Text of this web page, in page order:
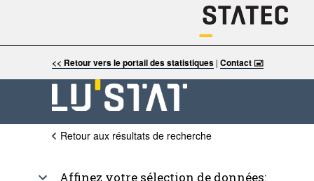
<< Retour vers le portail des statistiques| Contact 🖃
Retour aux résultats de recherche
Affinez votre sélection de données: